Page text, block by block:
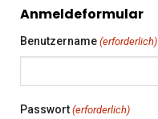
Anmeldeformular
Benutzername (erforderlich)
Passwort (erforderlich)